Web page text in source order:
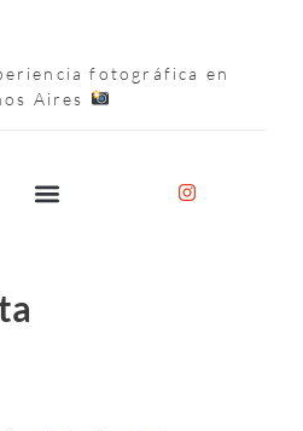
fotográfica en
Aires